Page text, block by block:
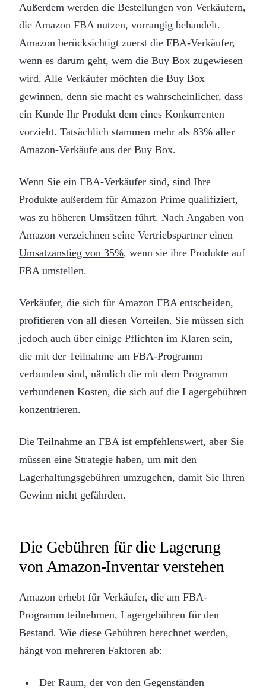
Außerdem werden die Bestellungen von Verkäufern,
die Amazon FBA nutzen, vorrangig behandelt.
Amazon berücksichtigt zuerst die FBA-Verkäufer,
wenn es darum geht, wem die Buy Box zugewiesen
wird. Alle Verkäufer möchten die Buy Box
gewinnen, denn sie macht es wahrscheinlicher, dass
ein Kunde Ihr Produkt dem eines Konkurrenten
vorzieht. Tatsächlich stammen mehr als 83% aller
Amazon-Verkäufe aus der Buy Box.
Wenn Sie ein FBA-Verkäufer sind, sind Ihre
Produkte außerdem für Amazon Prime qualifiziert,
was zu höheren Umsätzen führt. Nach Angaben von
Amazon verzeichnen seine Vertriebspartner einen
Umsatzanstieg von 35%, wenn sie ihre Produkte auf
FBA umstellen.
Verkäufer, die sich für Amazon FBA entscheiden,
profitieren von all diesen Vorteilen. Sie müssen sich
jedoch auch über einige Pflichten im Klaren sein,
die mit der Teilnahme am FBA-Programm
verbunden sind, nämlich die mit dem Programm
verbundenen Kosten, die sich auf die Lagergebühren
konzentrieren.
Die Teilnahme an FBA ist empfehlenswert, aber Sie
müssen eine Strategie haben, um mit den
Lagerhaltungsgebühren umzugehen, damit Sie Ihren
Gewinn nicht gefährden.
Die Gebühren für die Lagerung
von Amazon-Inventar verstehen
Amazon erhebt für Verkäufer, die am FBA-
Programm teilnehmen, Lagergebühren für den
Bestand. Wie diese Gebühren berechnet werden,
hängt von mehreren Faktoren ab:
Der Raum, der von den Gegenständen